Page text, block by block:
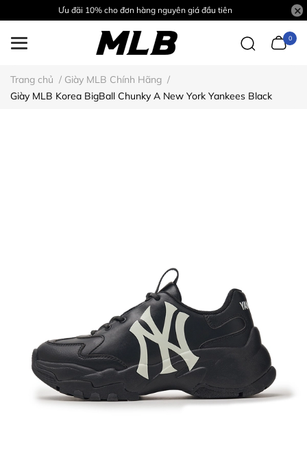
Ưu đãi 10% cho đơn hàng nguyên giá đầu tiên
0
Trang chủ / Giày MLB Chính Hãng /
Giày MLB Korea BigBall Chunky A New York Yankees Black